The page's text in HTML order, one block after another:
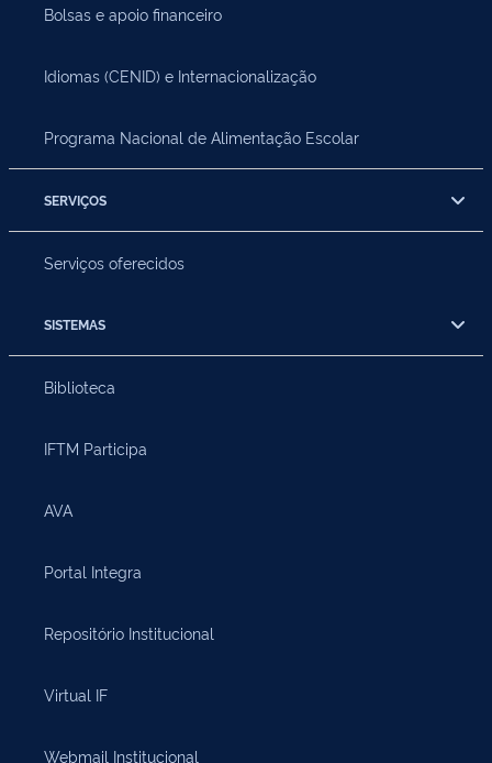
Bolsas e apoio financeiro
Idiomas (CENID) e Internacionalização
Programa Nacional de Alimentação Escolar
SERVIÇOS
Serviços oferecidos
SISTEMAS
Biblioteca
IFTM Participa
AVA
Portal Integra
Repositório Institucional
Virtual IF
Webmail Institucional